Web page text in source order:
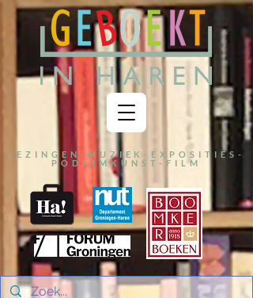
LEZINGEN-MUZIEK-EXPOSITIES-
PODIUMKUNST-FILM